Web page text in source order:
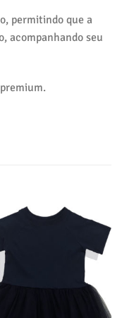
permitindo que a
acompanhando seu